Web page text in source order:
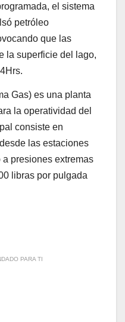
el sistema
petróleo
que las
la superficie del lago,
Gas) es una planta
la operatividad del
consiste en
las estaciones
presiones extremas
libras por pulgada
PARA TI